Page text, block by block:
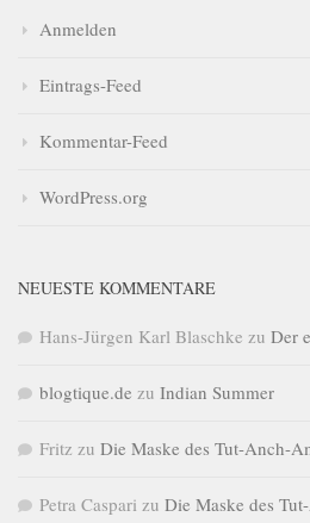
Anmelden
Eintrags-Feed
Kommentar-Feed
WordPress.org
NEUESTE KOMMENTARE
Hans-Jürgen Karl Blaschke zu Der
blogtique.de zu Indian Summer
Fritz zu Die Maske des Tut-Anch-
Petra Caspari zu Die Maske des